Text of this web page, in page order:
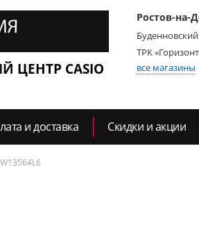
CASIO
Ростов-на-
ТРК
все магазины
и доставка Скидки и акции